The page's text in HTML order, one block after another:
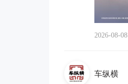
2026-08-08
车纵横